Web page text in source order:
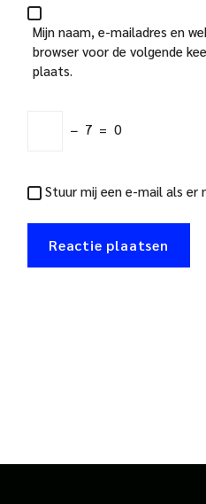
Mijn naam, e-mailadres en
browser voor de volgende
plaats.
− 7 = 0
Stuur mij een e-mail als er